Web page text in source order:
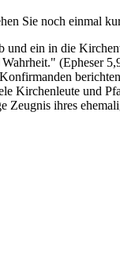
Sie noch einmal
und ein in die
(Epheser
Kirchenleute und
ihres